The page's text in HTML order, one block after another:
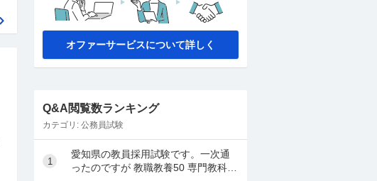
オファーサービスについて詳しく
Q&A閲覧数ランキング
カテゴリ: 公務員試験
1
愛知県の教員採用試験です。一次通
ったのですが 教職教養50 専門教科50